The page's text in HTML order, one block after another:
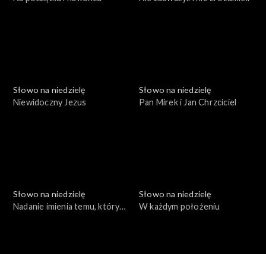
Słowo na niedzielę
Niewidoczny Jezus
Słowo na niedzielę
Pan Mirek i Jan Chrzciciel
Słowo na niedzielę
Nadanie imienia temu, który
Słowo na niedzielę
W każdym położeniu